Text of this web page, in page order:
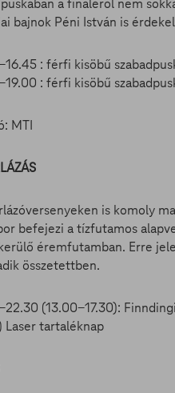
a fináléról nem
bajnok Péni István is
: férfi kisöbű
: férfi kisöbű
is komoly
befejezi a tízfutamos
éremfutamban. Erre
összetettben.
(13.00-17.30):
Laser tartaléknap